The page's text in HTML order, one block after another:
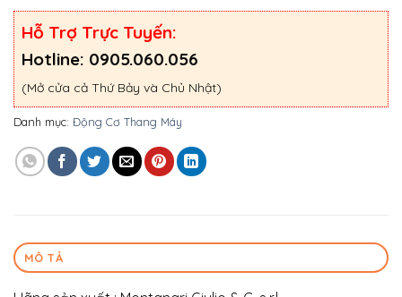
Hỗ Trợ Trực Tuyến:
Hotline: 0905.060.056
(Mở cửa cả Thứ Bảy và Chủ Nhật)
Danh mục: Động Cơ Thang Máy
MÔ TẢ